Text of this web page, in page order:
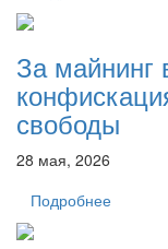
За
свободы
28 мая, 2026
Подробнее